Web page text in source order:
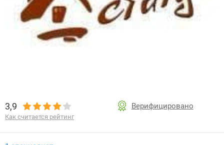
3,9
Как считается рейтинг
Верифицировано